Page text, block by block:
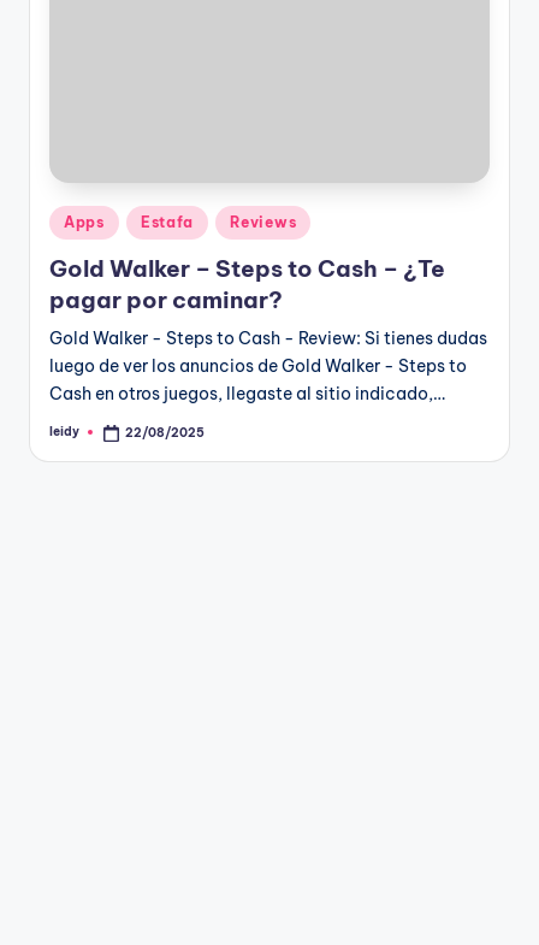
Publicado
en
Apps Estafa Reviews
Gold Walker – Steps to Cash – ¿Te
pagar por caminar?
Gold Walker - Steps to Cash - Review: Si tienes dudas
luego de ver los anuncios de Gold Walker - Steps to
Cash en otros juegos, llegaste al sitio indicado,…
Publicado
leidy 22/08/2025